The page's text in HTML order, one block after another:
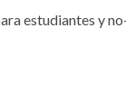
estudiantes y